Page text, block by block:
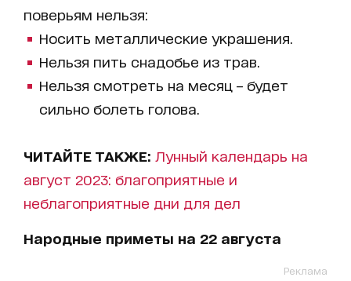
поверьям нельзя:
Носить металлические украшения.
Нельзя пить снадобье из трав.
Нельзя смотреть на месяц – будет
сильно болеть голова.
ЧИТАЙТЕ ТАКЖЕ: Лунный календарь на
август 2023: благоприятные и
неблагоприятные дни для дел
Народные приметы на 22 августа
Реклама